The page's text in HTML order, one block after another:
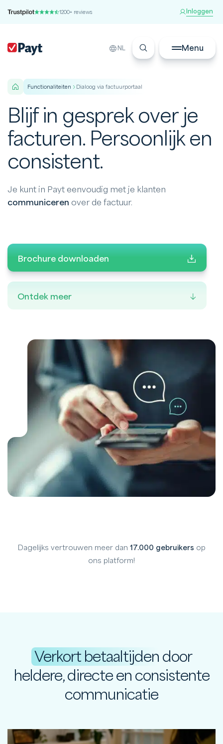
1200+ reviews Inloggen
NL Menu
functionaliteiten Dialoog via factuurportaal
Blijf in gesprek over je
facturen. Persoonlijk en
consistent.
Je kunt in Payt eenvoudig met je klanten
communiceren over de factuur.
Brochure downloaden
Ontdek meer
Dagelijks vertrouwen meer dan 17.000 gebruikers op
ons platform!
Verkort betaaltijden door
heldere, directe en consistente
communicatie